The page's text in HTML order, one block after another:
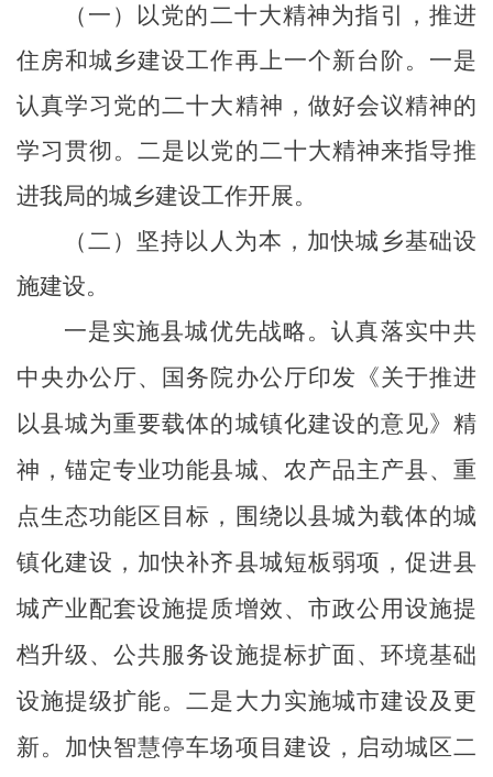
（一）以党的二十大精神为指引，推进
住房和城乡建设工作再上一个新台阶。一是
认真学习党的二十大精神，做好会议精神的
学习贯彻。二是以党的二十大精神来指导推
进我局的城乡建设工作开展。
（二）坚持以人为本，加快城乡基础设
施建设。
一是实施县城优先战略。认真落实中共
中央办公厅、国务院办公厅印发《关于推进
以县城为重要载体的城镇化建设的意见》精
神，锚定专业功能县城、农产品主产县、重
点生态功能区目标，围绕以县城为载体的城
镇化建设，加快补齐县城短板弱项，促进县
城产业配套设施提质增效、市政公用设施提
档升级、公共服务设施提标扩面、环境基础
设施提级扩能。二是大力实施城市建设及更
新。加快智慧停车场项目建设，启动城区二